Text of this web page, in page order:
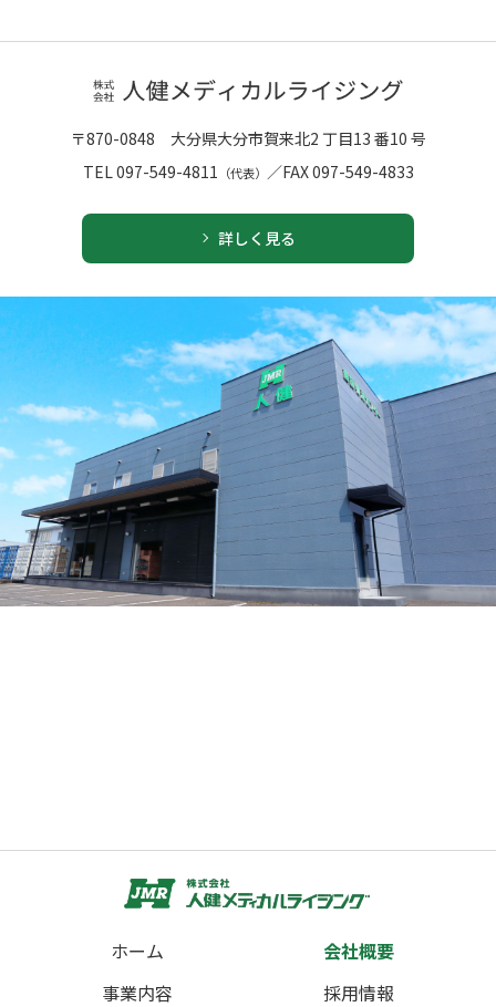
〒870-0848 大分県大分市賀来北2 丁目13 番10 号
TEL 097-549-4811 （代表） ／FAX 097-549-4833
詳しく見る
ホーム
会社概要
事業内容
採用情報